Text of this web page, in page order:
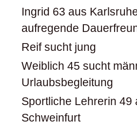
Ingrid 63 aus
aufregende
Reif sucht jung
Weiblich 45 sucht
Urlaubsbegleitung
Sportliche Lehrerin 49
Schweinfurt